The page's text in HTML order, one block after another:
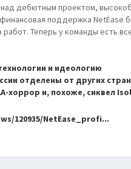
дебютным проектом,
поддержка NetEase
Теперь у команды есть
и идеологию
отделены от других
хоррор и, похоже, сиквел
120935/NetEase_profi...